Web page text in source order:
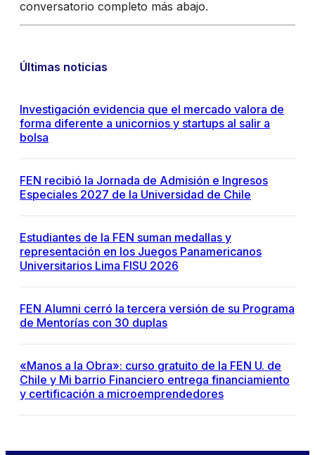
conversatorio completo más abajo.
Últimas noticias
Investigación evidencia que el mercado valora de
forma diferente a unicornios y startups al salir a
bolsa
FEN recibió la Jornada de Admisión e Ingresos
Especiales 2027 de la Universidad de Chile
Estudiantes de la FEN suman medallas y
representación en los Juegos Panamericanos
Universitarios Lima FISU 2026
FEN Alumni cerró la tercera versión de su Programa
de Mentorías con 30 duplas
«Manos a la Obra»: curso gratuito de la FEN U. de
Chile y Mi barrio Financiero entrega financiamiento
y certificación a microemprendedores